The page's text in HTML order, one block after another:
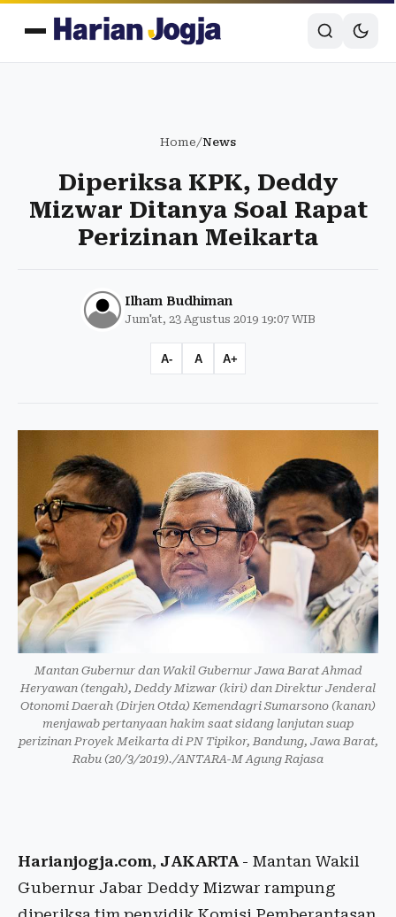
Home/News
Diperiksa KPK, Deddy
Mizwar Ditanya Soal Rapat
Perizinan Meikarta
Ilham Budhiman
Jum'at, 23 Agustus 2019 19:07 WIB
A- A A+
Mantan Gubernur dan Wakil Gubernur Jawa Barat Ahmad
Heryawan (tengah), Deddy Mizwar (kiri) dan Direktur Jenderal
Otonomi Daerah (Dirjen Otda) Kemendagri Sumarsono (kanan)
menjawab pertanyaan hakim saat sidang lanjutan suap
perizinan Proyek Meikarta di PN Tipikor, Bandung, Jawa Barat,
Rabu (20/3/2019)./ANTARA-M Agung Rajasa
Harianjogja.com, JAKARTA - Mantan Wakil
Gubernur Jabar Deddy Mizwar rampung